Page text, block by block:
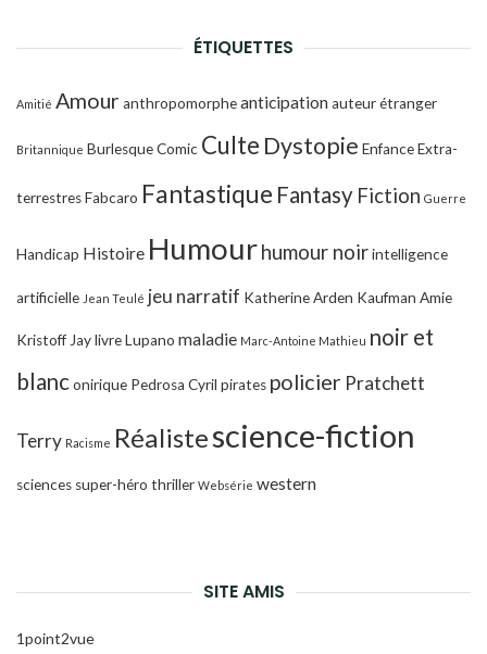
ÉTIQUETTES
Amitié Amour anthropomorpheanticipationauteur étranger
Britannique BurlesqueComic Culte Dystopie EnfanceExtra-
terrestresFabcaro Fantastique Fantasy Fiction Guerre
Handicap Histoire Humourhumour noirintelligence
artificielle Jean Teulé jeu narratif Katherine Arden Kaufman Amie
Kristoff JaylivreLupano maladie Marc-Antoine Mathieu noir et
blanconirique Pedrosa Cyril pirates policier Pratchett
Terry Racisme Réalistescience-fiction
sciences super-héro thriller Websérie western
SITE AMIS
1point2vue